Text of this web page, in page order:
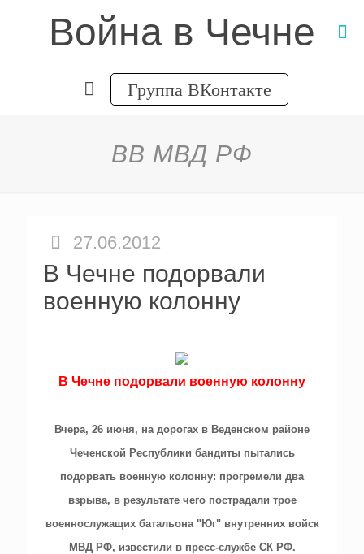
Война в Чечне
Группа ВКонтакте
ВВ МВД РФ
27.06.2012
В Чечне подорвали
военную колонну
В Чечне подорвали военную колонну
Вчера, 26 июня, на дорогах в Веденском районе
Чеченской Республики бандиты пытались
подорвать военную колонну: прогремели два
взрыва, в результате чего пострадали трое
военнослужащих батальона "Юг" внутренних войск
МВД РФ, известили в пресс-службе СК РФ.